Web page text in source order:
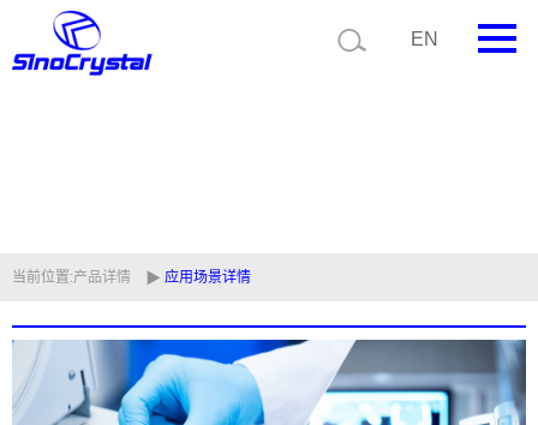
EN
技术支持
视频中心
新闻中心
当前位置:产品详情 应用场景详情